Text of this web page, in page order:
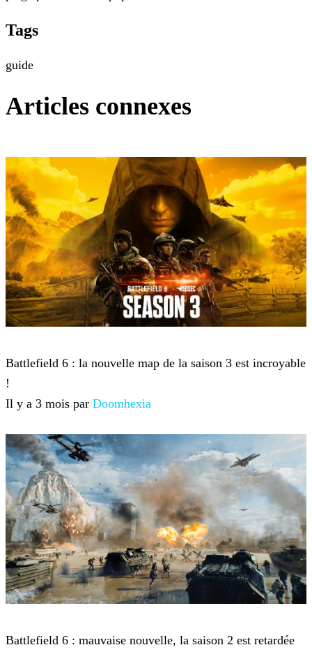
Tags
guide
Articles connexes
Battlefield 6 : la nouvelle map de la saison 3 est incroyable
!
Il y a 3 mois par Doomhexia
Battlefield 6 : mauvaise nouvelle, la saison 2 est retardée